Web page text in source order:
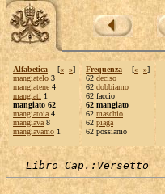
Alfabetica [« »]
mangiatelo 3
mangiatene 4
mangiati 1
mangiato 62
mangiatoia 4
mangiava 8
mangiavamo 1
Frequenza [« »]
62 deciso
62 dobbiamo
62 faccio
62 mangiato
62 maschio
62 piaga
62 possiamo
Libro Cap.:Versetto